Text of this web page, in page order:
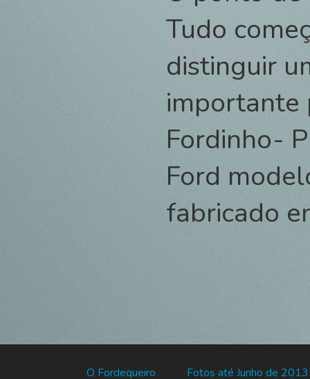
Tudo
distinguir
importante
Fordinho-
Ford
fabricado
O Fordequeiro Fotos até Junho de 2013